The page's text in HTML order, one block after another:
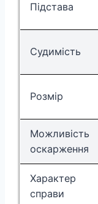
Підстава
Судимість
Розмір
Можливість
оскарження
Характер
справи